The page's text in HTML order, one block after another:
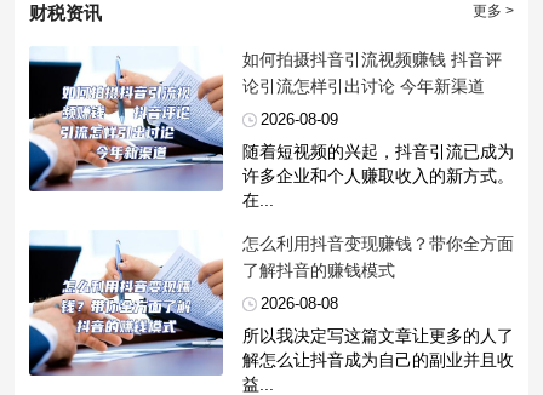
更多 >
财税资讯
​如何拍摄抖音引流视频赚钱 抖音评
论引流怎样引出讨论 今年新渠道
2026-08-09
随着短视频的兴起，抖音引流已成为
许多企业和个人赚取收入的新方式。
在...
​怎么利用抖音变现赚钱？带你全方面
了解抖音的赚钱模式
2026-08-08
所以我决定写这篇文章让更多的人了
解怎么让抖音成为自己的副业并且收
益...